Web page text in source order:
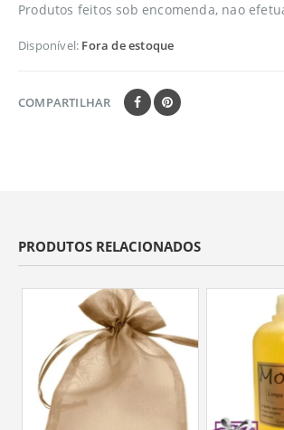
Produtos feitos sob encomenda, nao
Disponível: Fora de estoque
COMPARTILHAR
PRODUTOS RELACIONADOS